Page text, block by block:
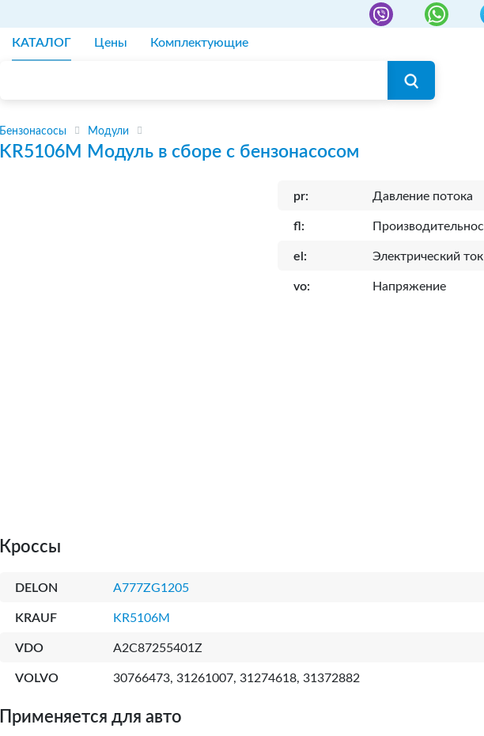
КАТАЛОГ Цены Комплектующие
Бензонасосы Модули
KR5106M Модуль в сборе с бензонасосом
pr: Давление потока
fl:
el: Электрический ток
vo: Напряжение
Кроссы
DELON A777ZG1205
KRAUF KR5106M
VDO A2C87255401Z
VOLVO 30766473, 31261007, 31274618, 31372882
Применяется для авто